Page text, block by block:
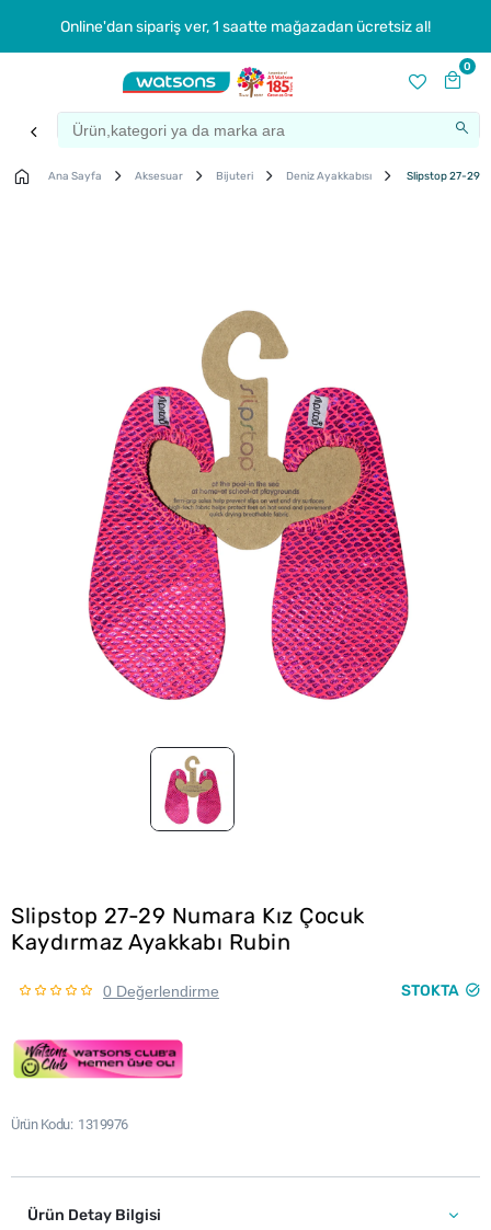
Online'dan sipariş ver, 1 saatte mağazadan ücretsiz al!
0
Ana Sayfa Aksesuar Bijuteri Deniz Ayakkabısı Slipstop 27-29
Slipstop 27-29 Numara Kız Çocuk
Kaydırmaz Ayakkabı Rubin
0 Değerlendirme STOKTA
Ürün Kodu 1319976
Ürün Detay Bilgisi